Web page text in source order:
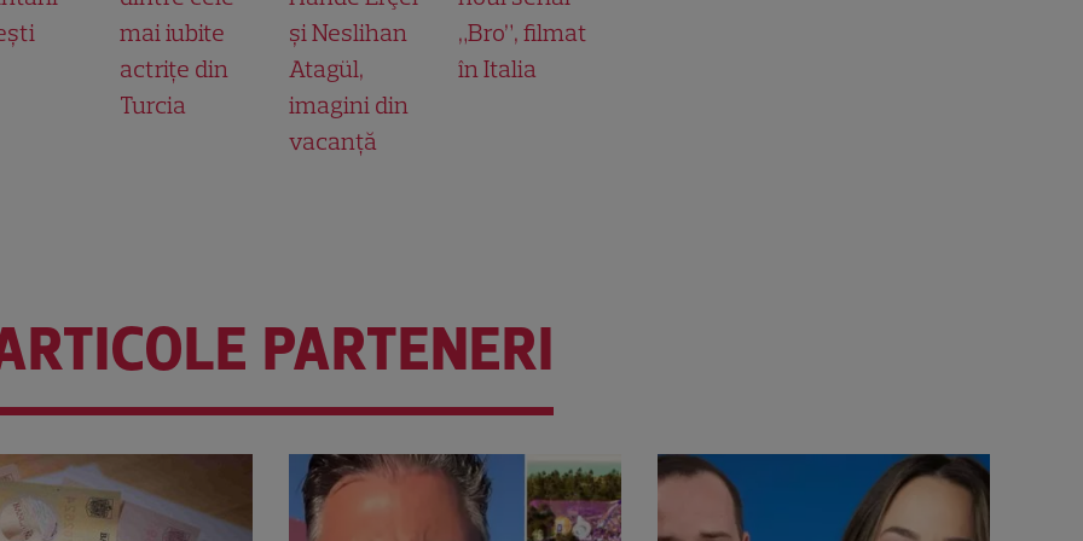
mai iubite
actrițe din
Turcia
și Neslihan
Atagül,
imagini din
vacanță
„Bro”, filmat
în Italia
PARTENERI